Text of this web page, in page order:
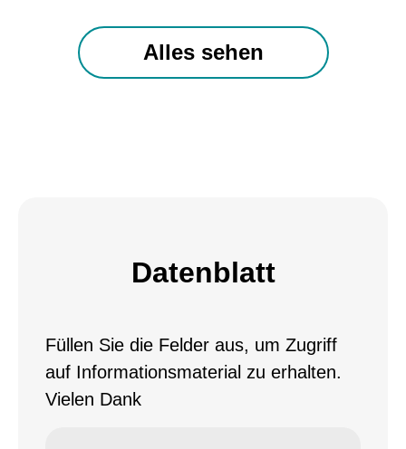
Alles sehen
Datenblatt
Füllen Sie die Felder aus, um Zugriff
auf Informationsmaterial zu erhalten.
Vielen Dank